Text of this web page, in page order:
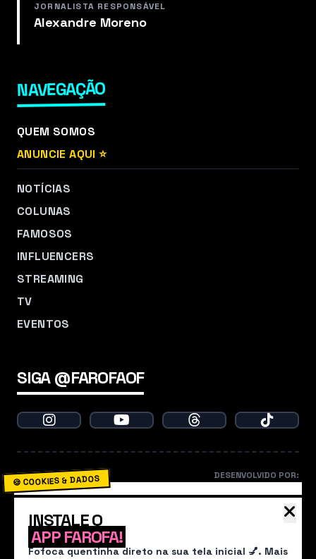
INSTALE O
APP FAROFA!
Fofoca quentinha direto na sua tela inicial 💅. Mais
JORNALISTA RESPONSÁVEL
Alexandre Moreno
NAVEGAÇÃO
QUEM SOMOS
ANUNCIE AQUI ⭐
NOTÍCIAS
COLUNAS
FAMOSOS
INFLUENCERS
STREAMING
TV
EVENTOS
SIGA @FAROFAOF
DESENVOLVIDO POR:
🍪 COOKIES & DADOS
perca nenhum babado. Ao continuar navegando,
você concorda com nossa
Privacidade.